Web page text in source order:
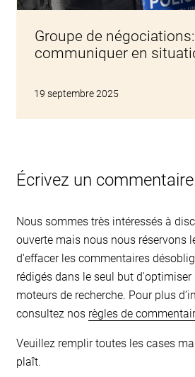
Groupe de négociations:
communiquer en
19 septembre 2025
Écrivez un commentaire
Nous sommes très intéressés à
ouverte mais nous nous réservons
d'effacer les commentaires
rédigés dans le seul but
moteurs de recherche. Pour plus
consultez nos règles de
Veuillez remplir toutes les cases
plaît.